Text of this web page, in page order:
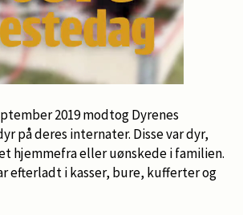
2019 modtog Dyrenes
på deres internater. Disse var dyr,
hjemmefra eller uønskede i familien.
efterladt i kasser, bure, kufferter og